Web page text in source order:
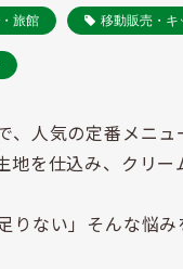
旅館 移動販売・キ
、人気の定番メニ
を仕込み、クリ
りない」そんな悩